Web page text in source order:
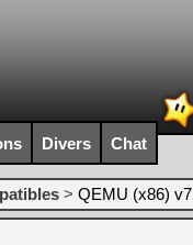
Divers Chat
> QEMU (x86)